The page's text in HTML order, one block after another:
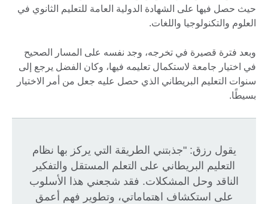
حيث حصل فيها على الشهادة الدولية العامة للتعليم الثانوي في
العلوم والتكنولوجيا واللغات.
وبعد فترة قصيرة في تخرجه، وجد نفسه على المسار الصحيح
في اختيار جامعة لاستكمال تعليمه فيها، وكان الفضل يرجع إلى
سنوات التعليم البريطاني الذي حصل عليه جعل من أمر الاختيار
بسيطًا.
يقول رزق: "جذبتني الطريقة التي يركز بها نظام
التعليم البريطاني على التعلم المستقل والتفكير
الناقد وحل المشكلات. فقد شجعني هذا الأسلوب
على استكشاف اهتماماتي، وتطوير فهم أعمق